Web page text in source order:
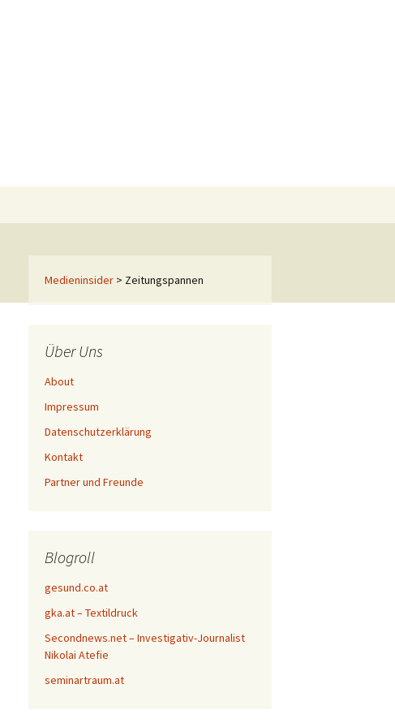
Medieninsider > Zeitungspannen
Über Uns
About
Impressum
Datenschutzerklärung
Kontakt
Partner und Freunde
Blogroll
gesund.co.at
gka.at – Textildruck
Secondnews.net – Investigativ-Journalist
Nikolai Atefie
seminartraum.at